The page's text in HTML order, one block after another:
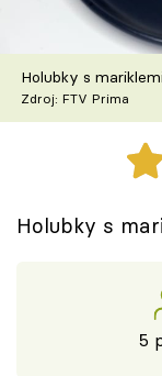
Škola vaření
Recepty z
Speciál:
Těhotnej
Sledujte
Holubky s
Zdroj: FTV Prima
Holubky s
5